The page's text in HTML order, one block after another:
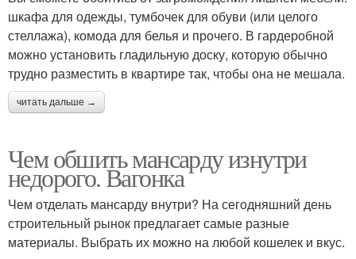
шкафа для одежды, тумбочек для обуви (или целого
стеллажа), комода для белья и прочего. В гардеробной
можно установить гладильную доску, которую обычно
трудно разместить в квартире так, чтобы она не мешала.
читать дальше →
Чем обшить мансарду изнутри
недорого. Вагонка
Чем отделать мансарду внутри? На сегодняшний день
строительный рынок предлагает самые разные
материалы. Выбрать их можно на любой кошелек и вкус.